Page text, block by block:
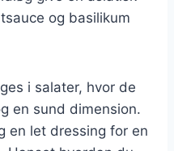
og basilikum
i salater, hvor de
en sund dimension.
en let dressing for en